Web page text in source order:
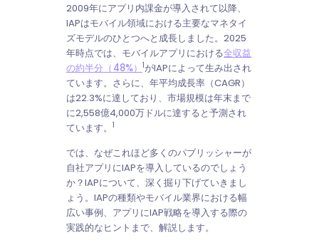
2009年にアプリ内課金が導入されて以降、
IAPはモバイル領域における主要なマネタイ
ズモデルのひとつへと成長しました。2025
年時点では、モバイルアプリにおける全収益
の約半分（48%）
1がIAPによって生み出され
ています。さらに、年平均成長率（CAGR）
は22.3%に達しており、市場規模は年末まで
に2,558億4,000万ドルに達すると予測され
ています。
1
では、なぜこれほど多くのパブリッシャーが
自社アプリにIAPを導入しているのでしょう
か？IAPについて、深く掘り下げていきまし
ょう。IAPの種類やモバイル業界における幅
広い事例、アプリにIAP戦略を導入する際の
実践的なヒントまで、解説します。